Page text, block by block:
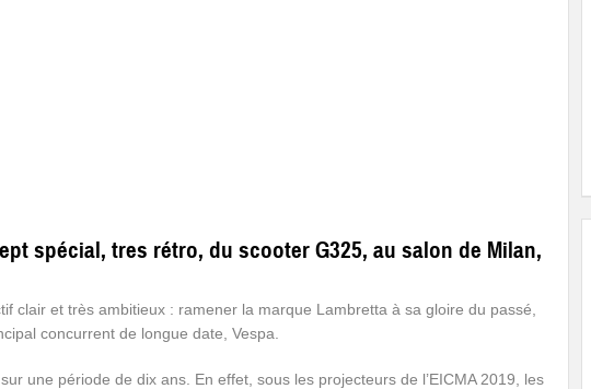
spécial, tres rétro, du scooter G325, au salon de Milan,
clair et très ambitieux : ramener la marque Lambretta à sa gloire du passé,
concurrent de longue date, Vespa.
une période de dix ans. En effet, sous les projecteurs de l’EICMA 2019, les